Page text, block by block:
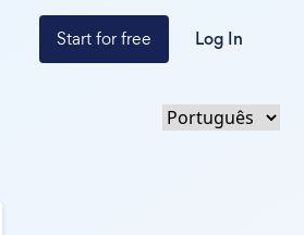
Start for free Log In